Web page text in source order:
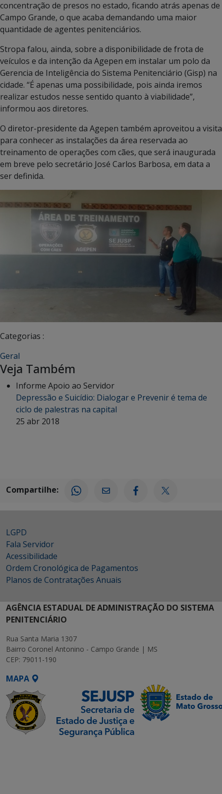
concentração de presos no estado, ficando atrás apenas de
Campo Grande, o que acaba demandando uma maior
quantidade de agentes penitenciários.
Stropa falou, ainda, sobre a disponibilidade de frota de
veículos e da intenção da Agepen em instalar um polo da
Gerencia de Inteligência do Sistema Penitenciário (Gisp) na
cidade. “É apenas uma possibilidade, pois ainda iremos
realizar estudos nesse sentido quanto à viabilidade”,
informou aos diretores.
O diretor-presidente da Agepen também aproveitou a visita
para conhecer as instalações da área reservada ao
treinamento de operações com cães, que será inaugurada
em breve pelo secretário José Carlos Barbosa, em data a
ser definida.
Categorias :
Geral
Veja Também
Informe Apoio ao Servidor
Depressão e Suicídio: Dialogar e Prevenir é tema de
ciclo de palestras na capital
25 abr 2018
Compartilhe:
LGPD
Fala Servidor
Acessibilidade
Ordem Cronológica de Pagamentos
Planos de Contratações Anuais
AGÊNCIA ESTADUAL DE ADMINISTRAÇÃO DO SISTEMA
PENITENCIÁRIO
Rua Santa Maria 1307
Bairro Coronel Antonino - Campo Grande | MS
CEP: 79011-190
MAPA